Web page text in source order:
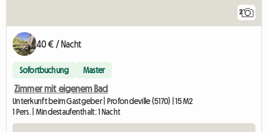
2
40 € / Nacht
Sofortbuchung Master
Zimmer mit eigenem Bad
Unterkunft beim Gastgeber | Profondeville (5170) | 15 M2
1 Pers. | Mindestaufenthalt: 1 Nacht